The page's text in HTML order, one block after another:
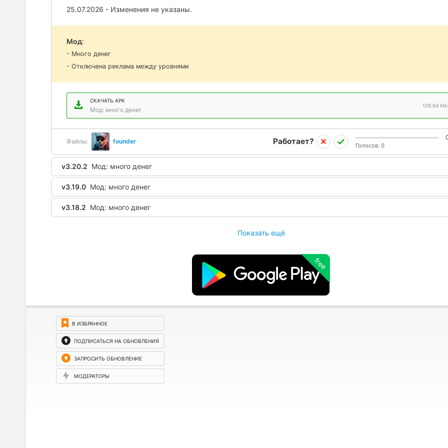
25.07.2026 - Изменения не указаны.
Мод:
- Много денег
- Отключена реклама между уровнями
СКАЧАТЬ APK
Мод: много денег
109.64 Mb
Файлы: founder Работает? Голосов: 0
v3.20.2 Мод: много денег
v3.19.0 Мод: много денег
v3.18.2 Мод: много денег
Показать ещё
free
В ИЗБРАННОЕ
ПОДПИСАТЬСЯ НА ОБНОВЛЕНИЯ
ЗАПРОСИТЬ ОБНОВЛЕНИЕ
МОДЕРАТОРЫ